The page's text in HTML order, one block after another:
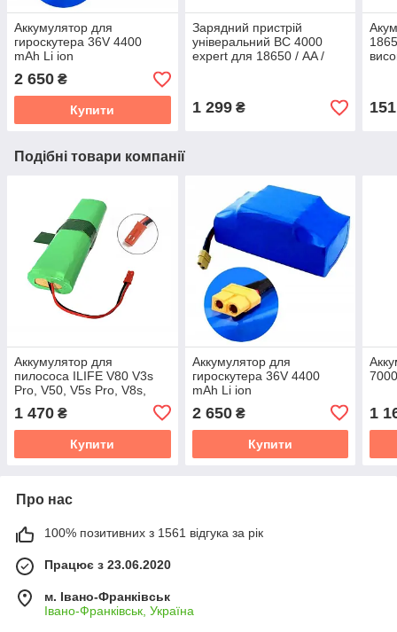
Аккумулятор для
гироскутера 36V 4400
mAh Li ion
2 650 ₴
Купити
Зарядний пристрій
універальний BC 4000
expert для 18650 / AA /
1 299₴ 151
Подібні товари компанії
Аккумулятор для
пилососа ILIFE V80 V3s
Pro, V50, V5s Pro, V8s,
X750 14.4V 3500 mAh Li-
ion
1 470 ₴
Купити
Аккумулятор для
гироскутера 36V 4400
mAh Li ion
2 650₴
Купити
1
Про нас
100% позитивних з 1561 відгука за рік
Працює з 23.06.2020
м. Івано-Франківськ
Івано-Франківськ, Україна